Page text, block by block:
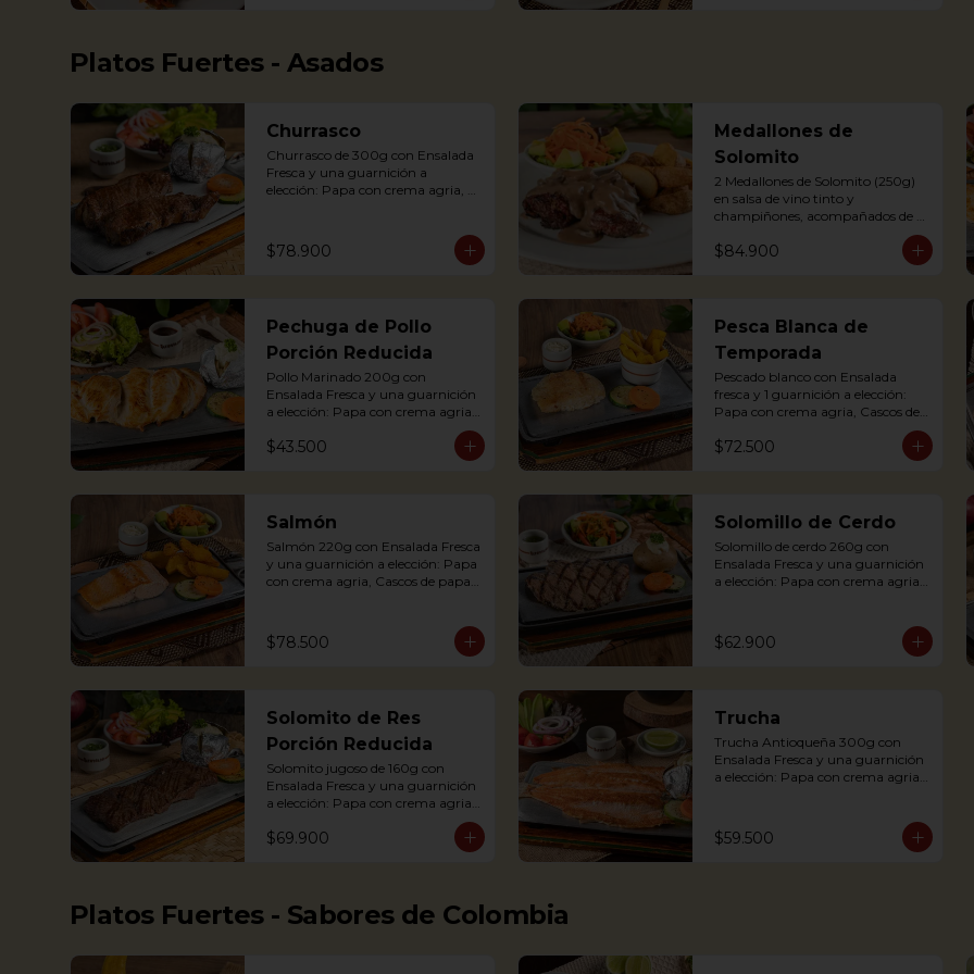
Platos Fuertes - Asados
Churrasco
Churrasco de 300g con Ensalada
Fresca y una guarnición a
elección: Papa con crema agria,
de Yuca, Puré de papa y arracacha
steak served on a griddle with a
baked potato with sour cream.
Accompanied with a fresh salad
and Chimichurri sauce.
$78.900
Medallones de
Solomito
2 Medallones de Solomito (250g)
en salsa de vino tinto y
champiñones, acompañados de
elección: Papa con crema agria,
cascos de papa Rústica, Plátano
2 Juicy Tenderloin medallions in
red wine and mushroom sauce,
served with rustic potatoes and
fresh avocado salad
$84.900
Pechuga de Pollo
Porción Reducida
Pollo Marinado 200g con
Ensalada Fresca y una guarnición
a elección: Papa con crema agria,
Cascos de papa Rústica, Plátano
maduro relleno de quesito, Palitos
Grilled Chicken breast with a
baked potato with sour cream,
accompanied with a fresh salad.
$43.500
Pesca Blanca de
Temporada
Pescado blanco con Ensalada
fresca y 1 guarnición a elección:
Papa con crema agria, Cascos de
con Quesito, Palitos de Yuca, Puré
$72.500
Salmón
Salmón 220g con Ensalada Fresca
y una guarnición a elección: Papa
con crema agria, Cascos de papa
de papa y arracacha.
Acompañado de salsa de soya y
with a baked potato with sour
cream. Accompanied with a salad
and a delicious ginger sauce.
$78.500
Solomillo de Cerdo
Solomillo de cerdo 260g con
Ensalada Fresca y una guarnición
a elección: Papa con crema agria,
de Yuca, Puré de papa y
arracacha.
Pork tenderloin 280g with baked
potato with sour cream and
$62.900
Solomito de Res
Porción Reducida
Solomito jugoso de 160g con
Ensalada Fresca y una guarnición
a elección: Papa con crema agria,
relleno de quesito, Palitos de Yuca,
Puré de papa y arracacha. (Foto
$69.900
Trucha
Trucha Antioqueña 300g con
Ensalada Fresca y una guarnición
a elección: Papa con crema agria,
de Yuca, Puré de papa y arracacha
$59.500
Platos Fuertes - Sabores de Colombia